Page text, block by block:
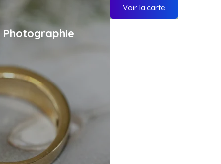
Voir la carte